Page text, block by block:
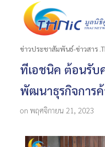
ข่าวประชาสัมพันธ์-ข่าวสาร
ทีเอชนิค ต้อนรับ
พัฒนาธุรกิจการ
on พฤศจิกายน 21, 2023